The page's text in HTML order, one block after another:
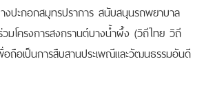
ปะกอกสมุทรปราการ สนับสนุนรถพยาบาล
มโครงการสงกรานต์บางน้ำผึ้ง (วิถีไทย วิถี
ถือเป็นการสืบสานประเพณีและวัฒนธรรมอันดี